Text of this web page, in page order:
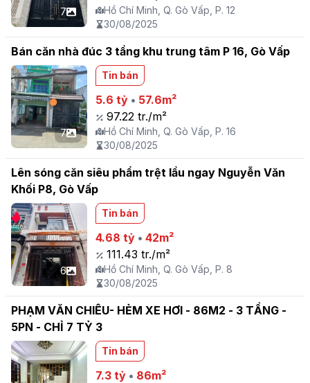
7
Hồ Chí Minh, Q. Gò Vấp, P. 12
30/08/2025
Bán căn nhà đúc 3 tầng khu trung tâm P 16, Gò Vấp
7
Tin bán
5.6 tỷ • 57.6m²
97.22 tr./m²
Hồ Chí Minh, Q. Gò Vấp, P. 16
30/08/2025
Lên sóng căn siêu phẩm trệt lầu ngay Nguyễn Văn
Khối P8, Gò Vấp
6
Tin bán
4.68 tỷ •42m²
111.43 tr./m²
Hồ Chí Minh, Q. Gò Vấp, P. 8
30/08/2025
PHẠM VĂN CHIÊU- HẺM XE HƠI - 86M2 - 3 TẦNG -
5PN - CHỈ 7 TỶ 3
Tin bán
7.3 tỷ • 86m²